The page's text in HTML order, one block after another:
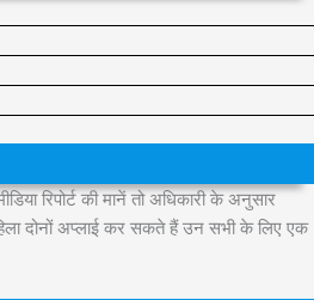
रिपोर्ट की मानें तो अधिकारी के अनुसार
दोनों अप्लाई कर सकते हैं उन सभी के लिए एक